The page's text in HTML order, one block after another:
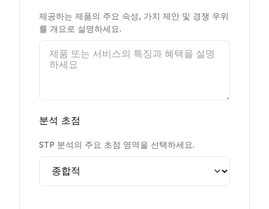
제공하는 제품의 주요 속성, 가치 제안 및 경쟁 우위
를 개요로 설명하세요.
분석 초점
STP 분석의 주요 초점 영역을 선택하세요.